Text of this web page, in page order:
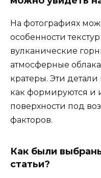
На фотографиях
особенности
вулканические
атмосферные
кратеры. Эти
как формируются и
поверхности под
факторов.
Как были
статьи?